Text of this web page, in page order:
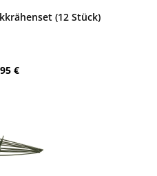
(12 Stück)
Preis:
€